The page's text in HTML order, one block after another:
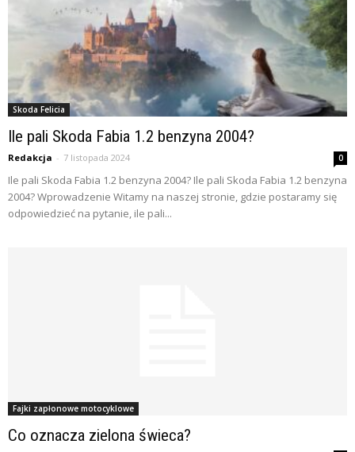
Skoda Felicia
Ile pali Skoda Fabia 1.2 benzyna 2004?
Redakcja - 7 listopada 2024 0
Ile pali Skoda Fabia 1.2 benzyna 2004? Ile pali Skoda Fabia 1.2 benzyna
2004? Wprowadzenie Witamy na naszej stronie, gdzie postaramy się
odpowiedzieć na pytanie, ile pali...
Fajki zapłonowe motocyklowe
Co oznacza zielona świeca?